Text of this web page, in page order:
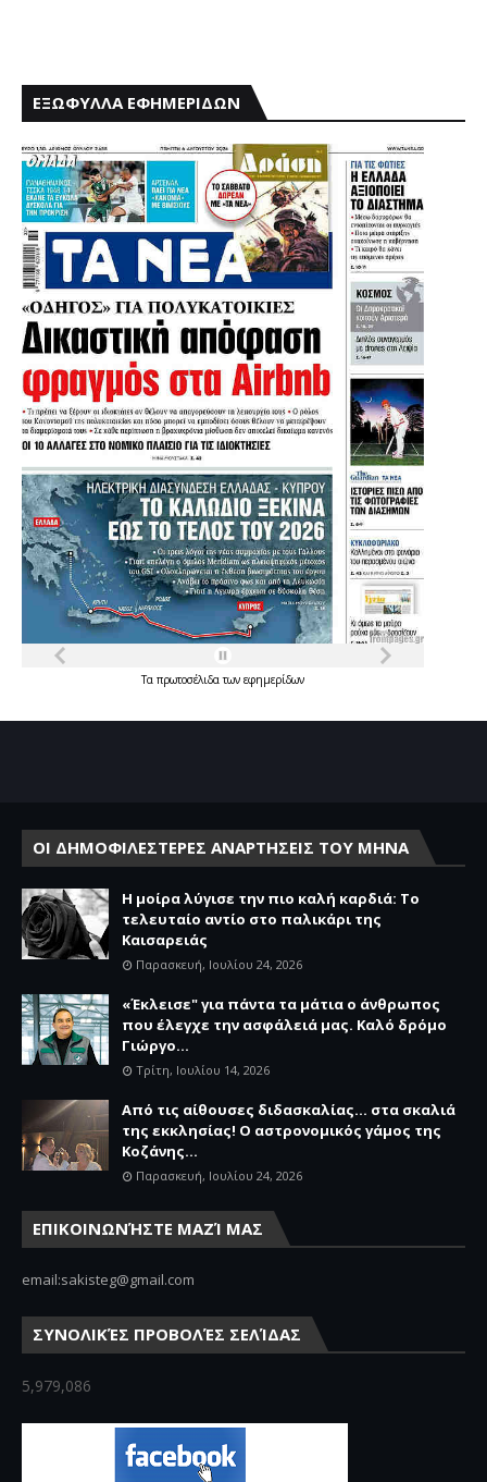
ΕΞΩΦΥΛΛΑ ΕΦΗΜΕΡΙΔΩΝ
Τα πρωτοσέλιδατων εφημερίδων
ΟΙ ΔΗΜΟΦΙΛΕΣΤΕΡΕΣ ΑΝΑΡΤΗΣΕΙΣ ΤΟΥ ΜΗΝΑ
Η μοίρα λύγισε την πιο καλή καρδιά: Το
τελευταίο αντίο στο παλικάρι της
Καισαρειάς
Παρασκευή, Ιουλίου 24, 2026
«Έκλεισε" για πάντα τα μάτια ο άνθρωπος
που έλεγχε την ασφάλειά μας. Καλό δρόμο
Γιώργο...
Τρίτη, Ιουλίου 14, 2026
Από τις αίθουσες διδασκαλίας… στα σκαλιά
της εκκλησίας! Ο αστρονομικός γάμος της
Κοζάνης...
Παρασκευή, Ιουλίου 24, 2026
ΕΠΙΚΟΙΝΩΝΉΣΤΕ ΜΑΖΊ ΜΑΣ
email:sakisteg@gmail.com
ΣΥΝΟΛΙΚΈΣ ΠΡΟΒΟΛΈΣ ΣΕΛΊΔΑΣ
5,979,086